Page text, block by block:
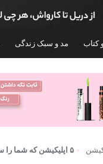
کتاب مد و سبک زندگی
۵ اپلیکیشن که شما را سرگرم خواهند کرد